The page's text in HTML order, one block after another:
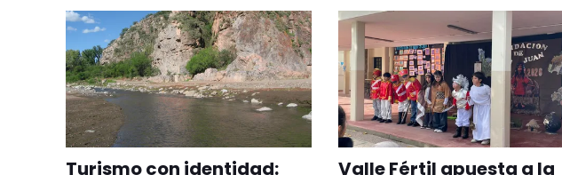
Turismo con identidad:
Valle Fértil apuesta a la